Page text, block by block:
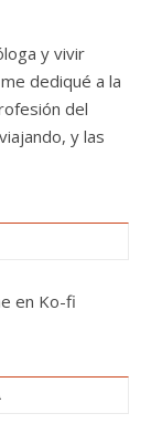
y vivir
dediqué a la
del
y las
en Ko-fi